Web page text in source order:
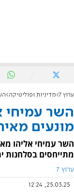
ערוץ 7 מדיניות ופוליטיקה
השר עמיחי
מונעים
השר עמיחי אליהו
מתייחסים בסלחנות
ערוץ 7
25.03.25, 12:24